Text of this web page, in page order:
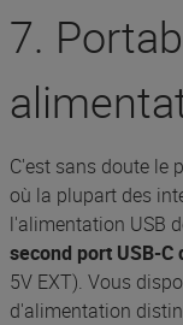
7.
C'est sans doute le
où la plupart des
l'alimentation USB
second port USB-
5V EXT). Vous
d'alimentation